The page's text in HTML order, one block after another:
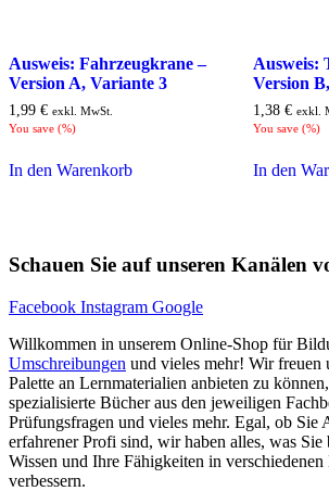
Ausweis: Fahrzeugkrane –
Version A, Variante 3
1,99 € exkl. MwSt.
You save (%)
In den Warenkorb
Ausweis:
Version
1,38 € exkl.
You save (%)
In den
Schauen Sie auf unseren Kanälen
Facebook Instagram Google
Willkommen in unserem Online-Shop für
Umschreibungen und vieles mehr! Wir freuen
Palette an Lernmaterialien anbieten zu
spezialisierte Bücher aus den jeweiligen
Prüfungsfragen und vieles mehr. Egal, ob Sie
erfahrener Profi sind, wir haben alles, was
Wissen und Ihre Fähigkeiten in verschiedenen
verbessern.